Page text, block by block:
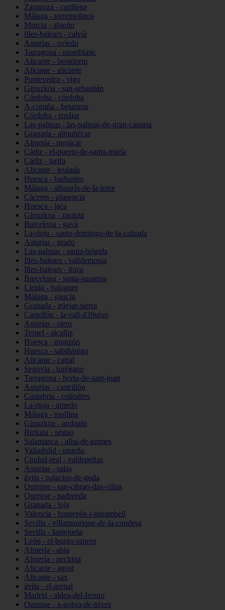
Zaragoza - cariñena
Málaga - torremolinos
Murcia - abarán
Illes-balears - calvià
Asturias - oviedo
Tarragona - montblanc
Alicante - benidorm
Alicante - alicante
Pontevedra - vigo
Gipuzkoa - san-sebastián
Córdoba - córdoba
A-coruña - betanzos
Córdoba - iznájar
Las-palmas - las-palmas-de-gran-canaria
Granada - almuñécar
Almería - mojácar
Cádiz - el-puerto-de-santa-maría
Cádiz - tarifa
Alicante - teulada
Huesca - barbastro
Málaga - alhaurín-de-la-torre
Cáceres - plasencia
Huesca - jaca
Gipuzkoa - zarautz
Barcelona - gavà
La-rioja - santo-domingo-de-la-calzada
Asturias - grado
Las-palmas - santa-brígida
Illes-balears - valldemossa
Illes-balears - ibiza
Barcelona - santa-susanna
Lleida - balaguer
Málaga - gaucín
Granada - güejar-sierra
Castellón - la-vall-d39uixó
Asturias - siero
Teruel - alcañiz
Huesca - monzón
Huesca - sabiñánigo
Alicante - catral
Segovia - turégano
Tarragona - horta-de-sant-joan
Asturias - castrillón
Cantabria - colindres
La-rioja - arnedo
Málaga - mollina
Gipuzkoa - andoain
Bizkaia - sestao
Salamanca - alba-de-tormes
Valladolid - urueña
Ciudad-real - valdepeñas
Asturias - salas
ávila - palacios-de-goda
Ourense - san-cibrao-das-viñas
Ourense - padrenda
Granada - loja
Valencia - bonrepòs-i-mirambell
Sevilla - villamanrique-de-la-condesa
Sevilla - lantejuela
León - el-burgo-ranero
Almería - abla
Almería - pechina
Alicante - agost
Alicante - sax
ávila - el-arenal
Madrid - aldea-del-fresno
Ourense - a-pobra-de-trives